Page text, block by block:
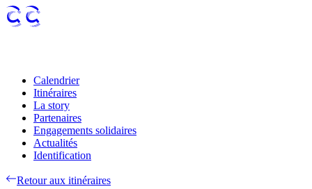
Calendrier
Itinéraires
La story
Partenaires
Engagements solidaires
Actualités
Identification
Retour aux itinéraires